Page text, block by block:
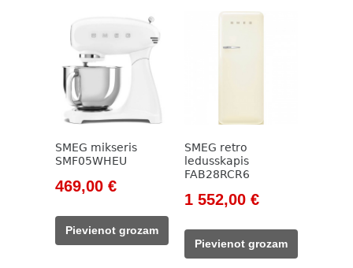
SMEG mikseris
SMF05WHEU
Original
was:
533,00 €.
469,00 €Current
469,00 €.
Pievienot grozam
SMEG retro
ledusskapis
FAB28RCR6
Original
was:
1
1 552,00 €Current
Pievienot grozam